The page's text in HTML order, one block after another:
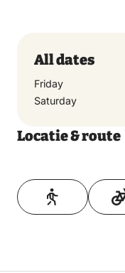
All dates
Friday
Saturday
Locatie & route